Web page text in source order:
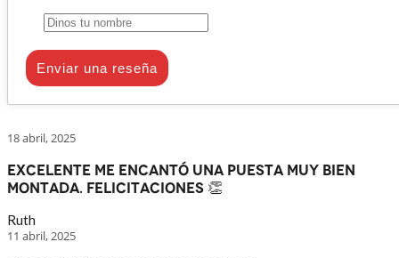
Enviar una reseña
18 abril, 2025
Excelente me encantó una puesta muy bien
montada. Felicitaciones 👏
Ruth
11 abril, 2025